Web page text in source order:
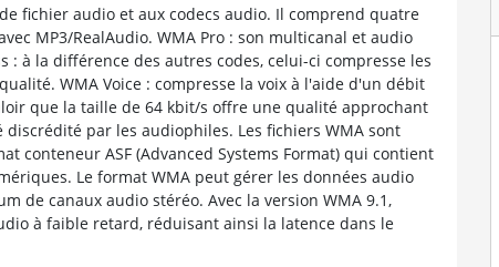
fichier audio et aux codecs audio. Il comprend quatre
MP3/RealAudio. WMA Pro : son multicanal et audio
: à la différence des autres codes, celui-ci compresse les
WMA Voice : compresse la voix à l'aide d'un débit
que la taille de 64 kbit/s offre une qualité approchant
discrédité par les audiophiles. Les fichiers WMA sont
conteneur ASF (Advanced Systems Format) qui contient
Le format WMA peut gérer les données audio
de canaux audio stéréo. Avec la version WMA 9.1,
à faible retard, réduisant ainsi la latence dans le